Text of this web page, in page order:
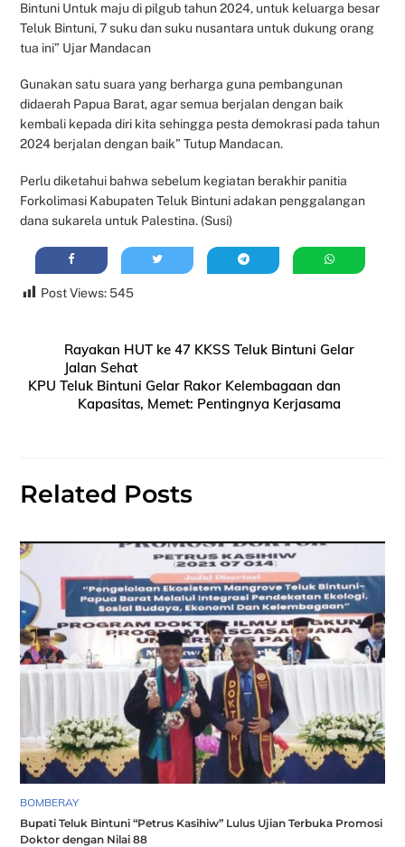
Bintuni Untuk maju di pilgub tahun 2024, untuk keluarga besar
Teluk Bintuni, 7 suku dan suku nusantara untuk dukung orang
tua ini” Ujar Mandacan
Gunakan satu suara yang berharga guna pembangunan
didaerah Papua Barat, agar semua berjalan dengan baik
kembali kepada diri kita sehingga pesta demokrasi pada tahun
2024 berjalan dengan baik” Tutup Mandacan.
Perlu diketahui bahwa sebelum kegiatan berakhir panitia
Forkolimasi Kabupaten Teluk Bintuni adakan penggalangan
dana sukarela untuk Palestina. (Susi)
Post Views: 545
Rayakan HUT ke 47 KKSS Teluk Bintuni Gelar
Jalan Sehat
KPU Teluk Bintuni Gelar Rakor Kelembagaan dan
Kapasitas, Memet: Pentingnya Kerjasama
Related Posts
BOMBERAY
Bupati Teluk Bintuni “Petrus Kasihiw” Lulus Ujian Terbuka Promosi
Doktor dengan Nilai 88